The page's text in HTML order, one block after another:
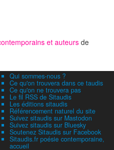
et auteurs de
Qui sommes-nous ?
Ce qu'on trouvera dans ce taudis
Ce qu'on ne trouvera pas
Le fil RSS de Sitaudis
Les éditions sitaudis
Référencement naturel du site
Suivez sitaudis sur Mastodon
Suivez sitaudis sur Bluesky
Soutenez Sitaudis sur Facebook
Sitaudis.fr poésie contemporaine,
accueil